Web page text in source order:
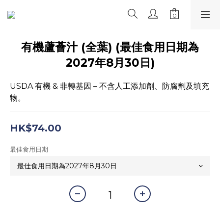
有機蘆薈汁 (全葉) (最佳食用日期為
2027年8月30日)
USDA 有機 & 非轉基因 – 不含人工添加劑、防腐劑及填充
物。
HK$74.00
最佳食用日期